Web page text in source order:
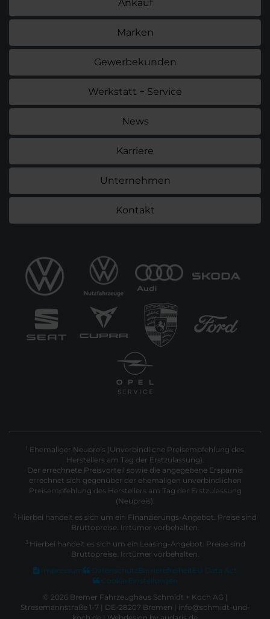
Ankauf
Marken
Gewerbekunden
Werkstatt + Service
News
Karriere
Unternehmen
Kontakt
1 Ehemaliger Neupreis (Unverbindliche Preisempfehlung des
Herstellers am Tag der Erstzulassung).
Der errechnete Preisvorteil sowie die angegebene Ersparnis
errechnet sich gegenüber der ehemaligen unverbindlichen
Preisempfehlung des Herstellers am Tag der Erstzulassung
(Neupreis).
2 Hierbei handelt es sich um ein Finanzierungs-Angebot. Preise sind
Bruttopreise. Irrtümer vorbehalten.
3 Hierbei handelt es sich um ein Leasing-Angebot. Preise sind
Bruttopreise. Irrtümer vorbehalten.
Impressum
Datenschutz Barrierefreiheit EU Data Act
Cookie Einstellungen
© 2026 Bremer Fahrzeughaus Schmidt + Koch AG |
Stresemannstraße 1-7 | DE-28207 Bremen | info@schmidt-und-